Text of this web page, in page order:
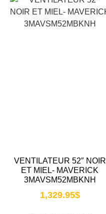
VENTILATEUR 52″ NOIR
ET MIEL- MAVERICK
3MAVSM52MBKNH
1,329.95$